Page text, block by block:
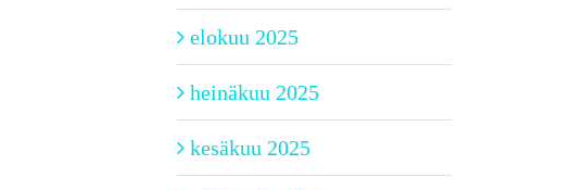
elokuu 2025
heinäkuu 2025
kesäkuu 2025